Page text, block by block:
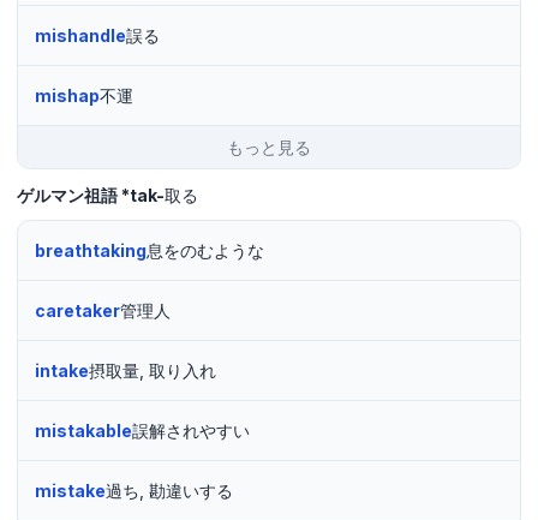
mishandle誤る
mishap不運
もっと見る
ゲルマン祖語*tak-取る
breathtaking息をのむような
caretaker管理人
intake摂取量, 取り入れ
mistakable誤解されやすい
mistake過ち, 勘違いする